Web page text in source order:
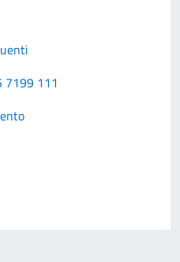
7199 111